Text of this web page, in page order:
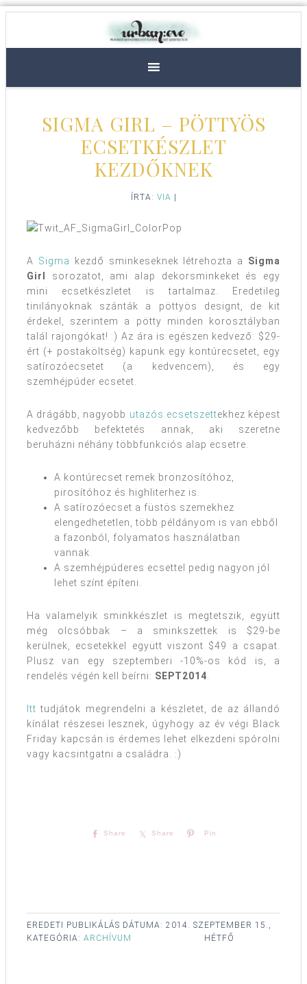
SIGMA GIRL – PÖTTYÖS
ECSETKÉSZLET
KEZDŐKNEK
ÍRTA: VIA
A Sigma kezdő sminkeseknek létrehozta a Sigma
Girl
sorozatot, ami alap dekorsminkeket és egy
mini ecsetkészletet is tartalmaz. Eredetileg
tinilányoknak szánták a pöttyös designt, de kit
érdekel, szerintem a pötty minden korosztályban
talál rajongókat! :) Az ára is egészen kedvező: $29-
ért (+ postaköltség) kapunk egy kontúrecsetet, egy
satírozóecsetet (a kedvencem), és egy
szemhéjpúder ecsetet.
A drágább, nagyobb utazós ecsetszettekhez képest
kedvezőbb befektetés annak, aki szeretne
beruházni néhány többfunkciós alap ecsetre.
A kontúrecset remek bronzosítóhoz,
pirosítóhoz és highliterhez is.
A satírozóecset a füstös szemekhez
elengedhetetlen, több példányom is van ebből
a fazonból, folyamatos használatban
vannak.
A szemhéjpúderes ecsettel pedig nagyon jól
lehet színt építeni.
Ha valamelyik sminkkészlet is megtetszik, együtt
még olcsóbbak – a sminkszettek is $29-be
kerülnek, ecsetekkel együtt viszont $49 a csapat.
Plusz van egy szeptemberi -10%-os kód is, a
rendelés végén kell beírni: SEPT2014.
Itt tudjátok megrendelni a készletet, de az állandó
kínálat részesei lesznek, úgyhogy az év végi Black
Friday kapcsán is érdemes lehet elkezdeni spórolni
vagy kacsintgatni a családra. :)
Share Share Pin
EREDETI PUBLIKÁLÁS DÁTUMA: 2014. SZEPTEMBER 15.,
HÉTFŐ
KATEGÓRIA: ARCHÍVUM